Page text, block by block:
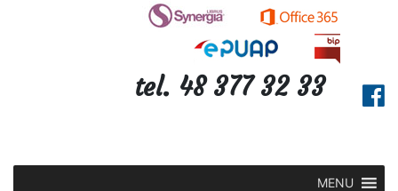
tel. 48 377 32 33
MENU